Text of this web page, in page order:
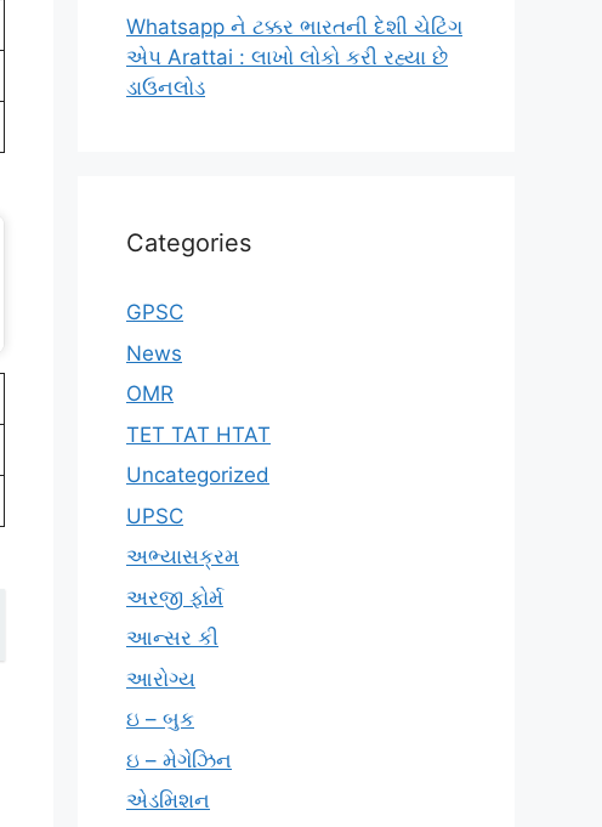
Whatsapp ને ટક્કર ભારતની દેશી ચેટિંગ
એપ Arattai : લાખો લોકો કરી રહ્યા છે
ડાઉનલોડ
Categories
GPSC
News
OMR
TET TAT HTAT
Uncategorized
UPSC
અભ્યાસક્રમ
અરજી ફોર્મ
આન્સર કી
આરોગ્ય
ઇ – બુક
ઇ – મેગેઝિન
એડમિશન